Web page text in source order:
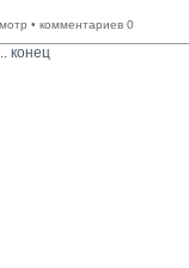
• комментариев 0
конец